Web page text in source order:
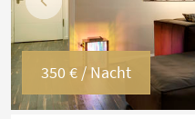
Vorherige
350 € / Nacht